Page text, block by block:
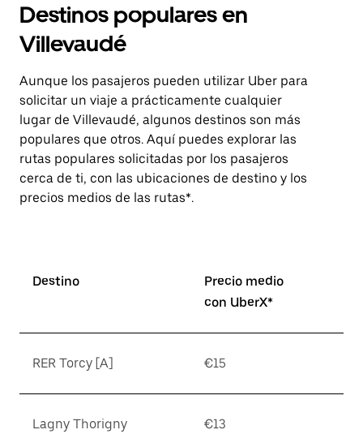
Destinos populares en
Villevaudé
Aunque los pasajeros pueden utilizar Uber para
solicitar un viaje a prácticamente cualquier
lugar de Villevaudé, algunos destinos son más
populares que otros. Aquí puedes explorar las
rutas populares solicitadas por los pasajeros
cerca de ti, con las ubicaciones de destino y los
precios medios de las rutas*.
Destino
Precio medio
con UberX*
RER Torcy [A] €15
Lagny Thorigny €13